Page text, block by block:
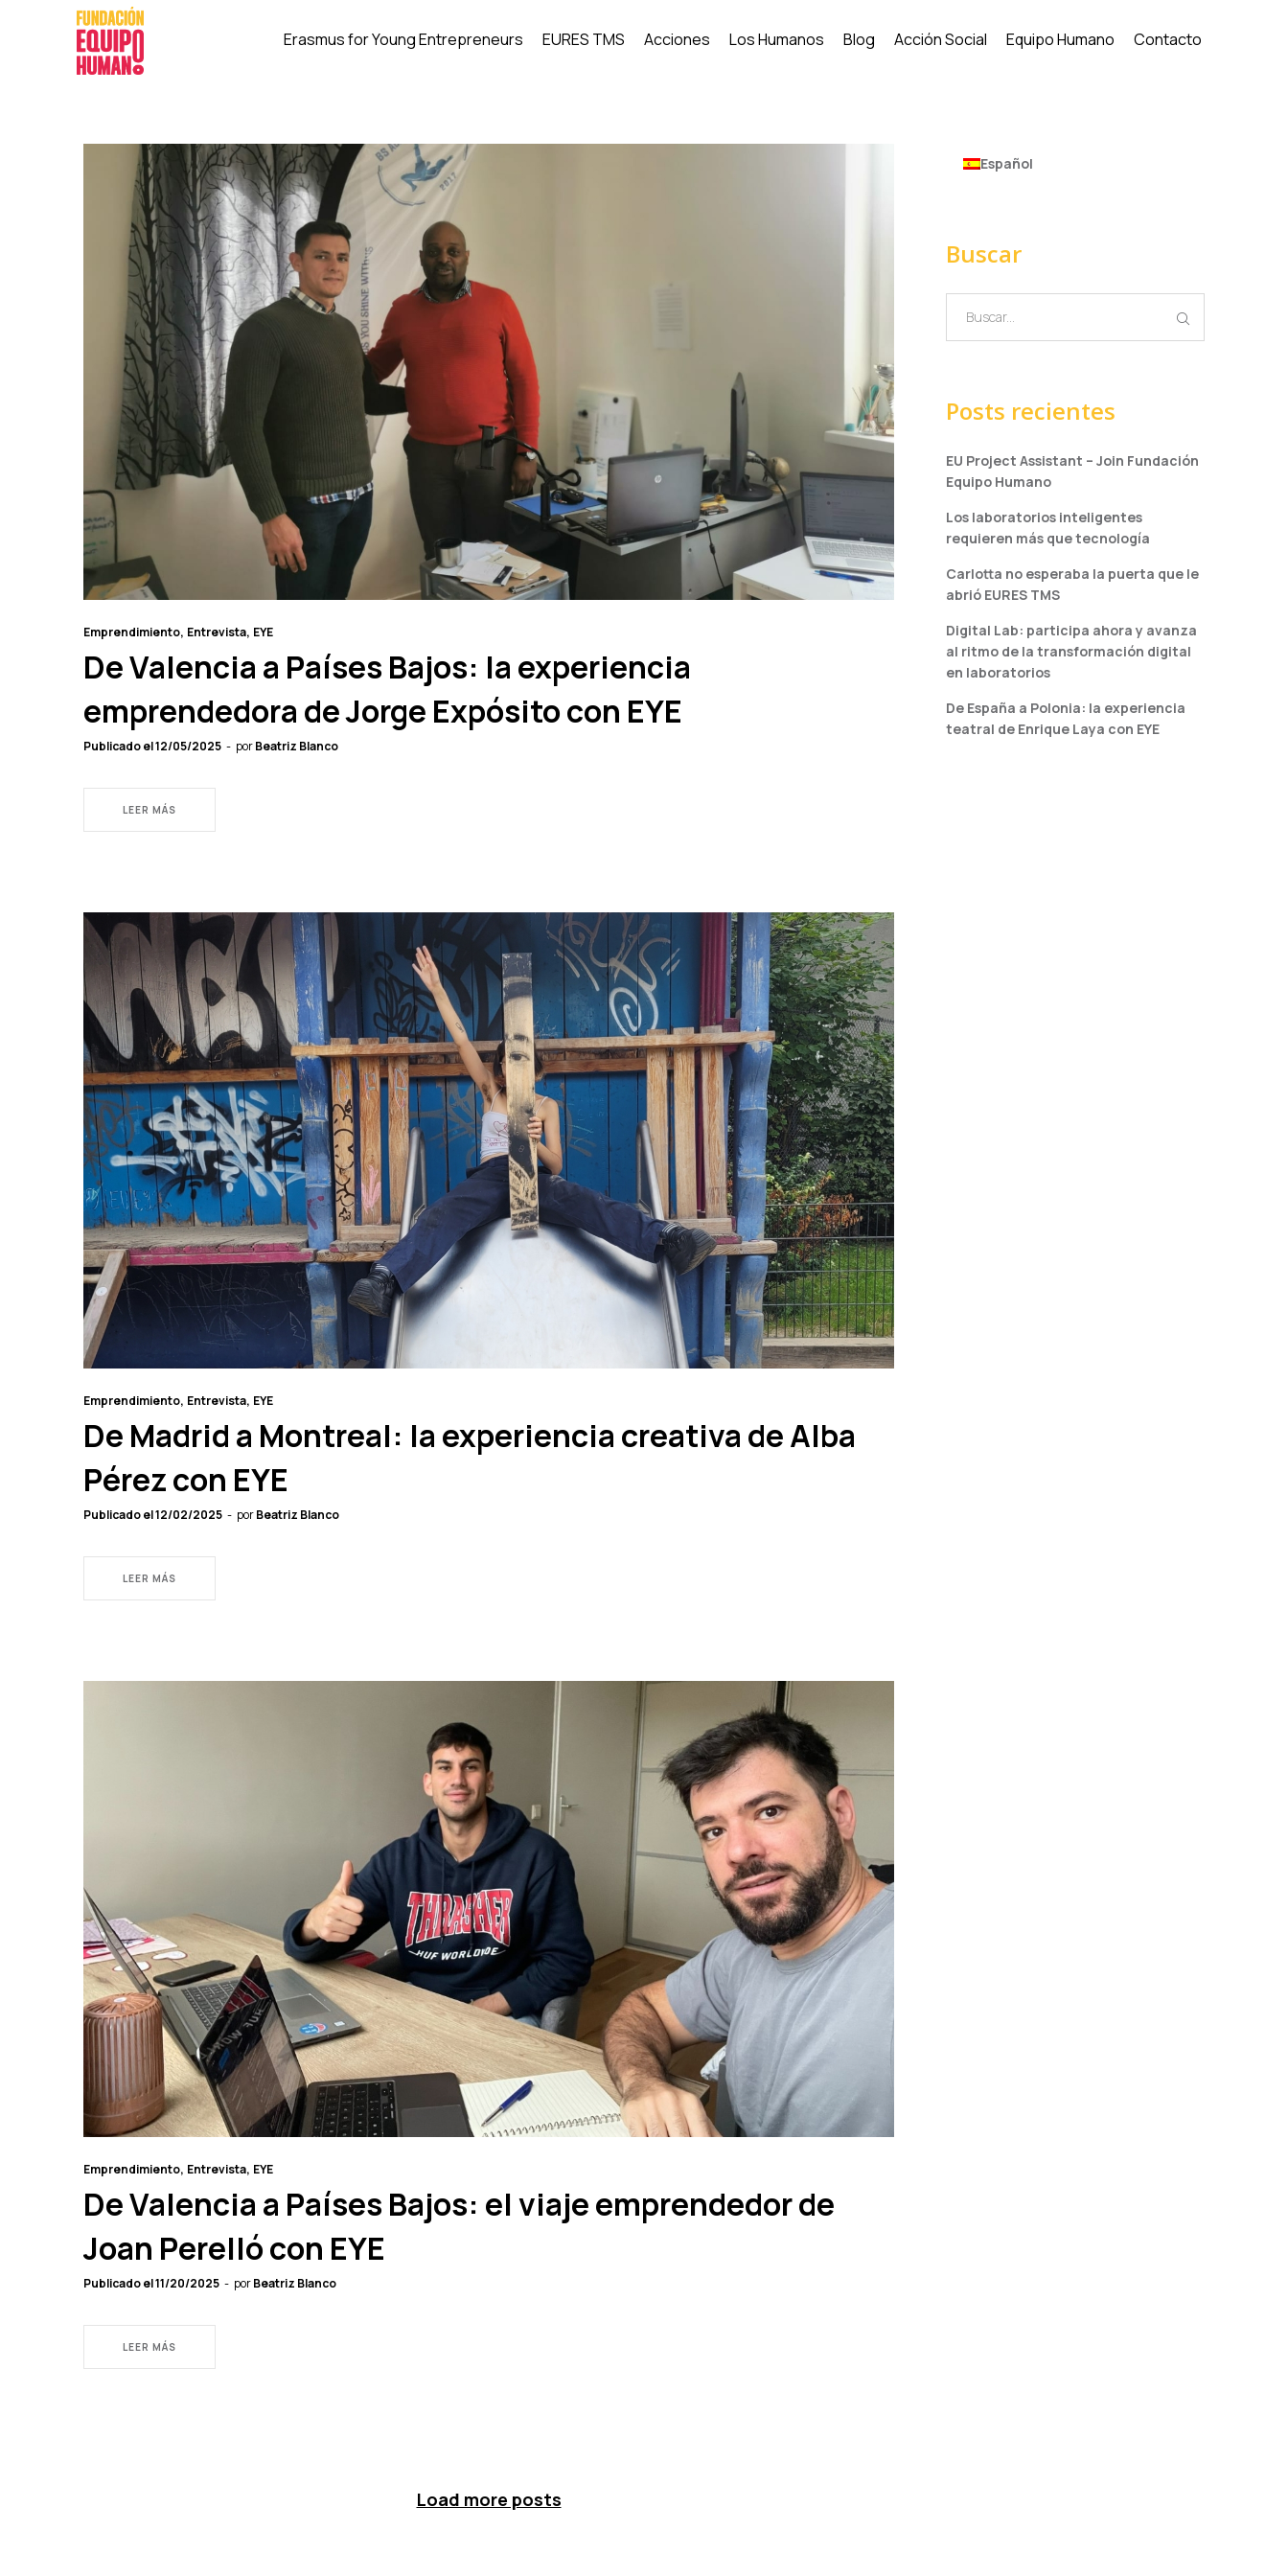
Erasmus for Young Entrepreneurs EURES TMS Acciones Los Humanos Blog Acción Social Equipo Humano Contacto
Emprendimiento Entrevista EYE
De Valencia a Países Bajos: la experiencia
emprendedora de Jorge Expósito con EYE
Publicado el12/05/2025 porBeatriz Blanco
LEER MÁS
Emprendimiento Entrevista EYE
De Madrid a Montreal: la experiencia creativa de Alba
Pérez con EYE
Publicado el12/02/2025 porBeatriz Blanco
LEER MÁS
Emprendimiento Entrevista EYE
De Valencia a Países Bajos: el viaje emprendedor de
Joan Perelló con EYE
Publicado el11/20/2025 porBeatriz Blanco
LEER MÁS
Load more posts
Español
Buscar
Posts recientes
EU Project Assistant – Join Fundación
Equipo Humano
Los laboratorios inteligentes
requieren más que tecnología
Carlotta no esperaba la puerta que le
abrió EURES TMS
Digital Lab: participa ahora y avanza
al ritmo de la transformación digital
en laboratorios
De España a Polonia: la experiencia
teatral de Enrique Laya con EYE